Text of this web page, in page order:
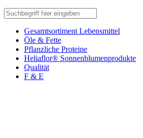
Gesamtsortiment Lebensmittel
Öle & Fette
Pflanzliche Proteine
Heliaflor® Sonnenblumenprodukte
Qualität
F & E